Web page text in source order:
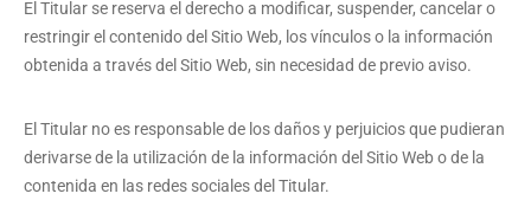
El Titular se reserva el derecho a modificar, suspender, cancelar o
restringir el contenido del Sitio Web, los vínculos o la información
obtenida a través del Sitio Web, sin necesidad de previo aviso.
El Titular no es responsable de los daños y perjuicios que pudieran
derivarse de la utilización de la información del Sitio Web o de la
contenida en las redes sociales del Titular.